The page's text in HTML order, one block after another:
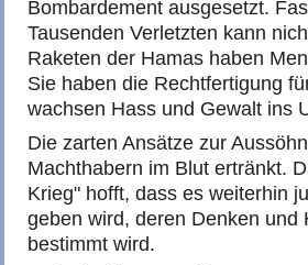
Bombardement ausgesetzt.
Tausenden Verletzten kann
Raketen der Hamas haben
Sie haben die Rechtfertigung
wachsen Hass und Gewalt ins
Die zarten Ansätze zur
Machthabern im Blut ertränkt.
Krieg" hofft, dass es weiterhin
geben wird, deren Denken
bestimmt wird.